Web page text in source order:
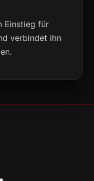
Einstieg für
verbindet ihn